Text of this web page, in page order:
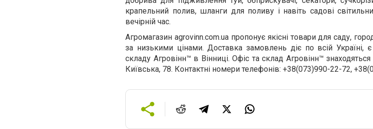
крапельний полив, шланги для поливу і навіть садові
вечірній час.
Агромагазин agrovinn.com.ua пропонує якісні товари для саду,
за низькими цінами. Доставка замовлень діє по всій Україні,
складу Агровінн™ в Вінниці. Офіс та склад Агровінн™
Київська, 78. Контактні номери телефонів: +38(073)990-22-72,